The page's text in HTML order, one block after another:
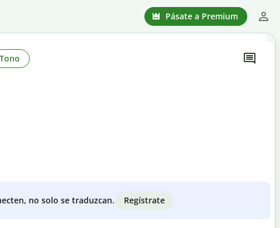
Pásate a Premium
Tono
no solo se traduzcan. Regístrate